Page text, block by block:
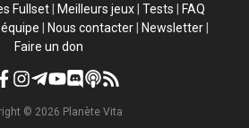
Fullset Meilleurs jeux Tests
FAQ
Nous contacter Newsletter
Faire un don
© 2026 Planète Vita